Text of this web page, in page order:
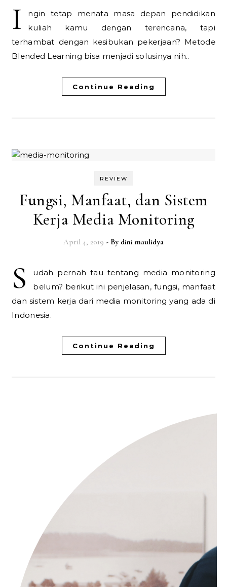
I
ngin tetap menata masa depan pendidikan
kuliah kamu dengan terencana, tapi
terhambat dengan kesibukan pekerjaan? Metode
Blended Learning bisa menjadi solusinya nih..
Continue Reading
REVIEW
Fungsi, Manfaat, dan Sistem
Kerja Media Monitoring
April 4, 2019 - By dini maulidya
S
udah pernah tau tentang media monitoring
belum? berikut ini penjelasan, fungsi, manfaat
dan sistem kerja dari media monitoring yang ada di
Indonesia.
Continue Reading